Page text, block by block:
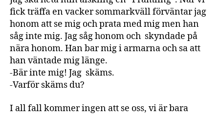
fick träffa en vacker sommarkväll förväntar jag
honom att se mig och prata med mig men han
såg inte mig. Jag såg honom och skyndade på
nära honom. Han bar mig i armarna och sa att
han väntade mig länge.
-Bär inte mig! Jag skäms.
-Varför skäms du?
I all fall kommer ingen att se oss, vi är bara